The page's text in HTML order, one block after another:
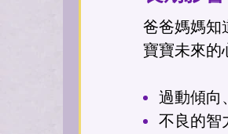
爸爸媽媽知
寶寶未來的
過動傾向
不良的智